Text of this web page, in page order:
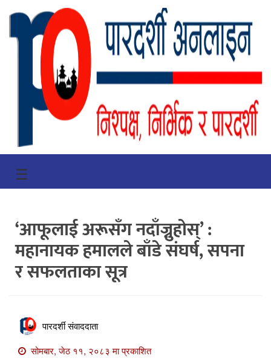
गृहपृष्ठ
भिडियो
प्रमुख
खबर
समाचार
माडी
खबर
☰
‘आफूलाई अरूसँग नदाँज्नुहोस्’ :
महानायक हमालले बाँडे संघर्ष, सपना
र सफलताका सूत्र
पारदर्शी संवाददाता
सोमबार, जेठ ११, २०८३ मा प्रकाशित